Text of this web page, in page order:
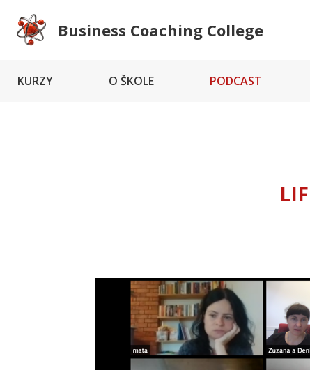
Business Coaching College
KURZY O ŠKOLE PODCAST